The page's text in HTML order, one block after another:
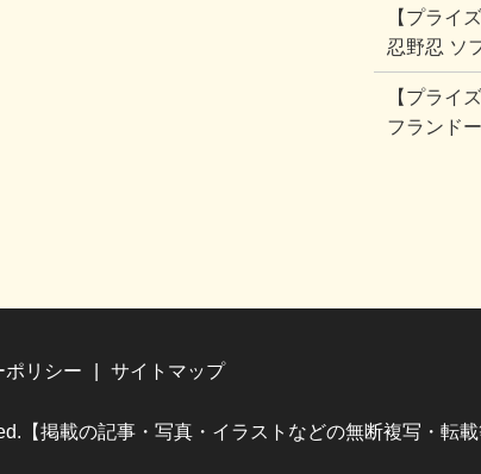
【プライ
忍野忍 ソ
【プライ
フランド
ポリシー サイトマップ
掲載の記事・写真・イラストなどの無断複写・転載